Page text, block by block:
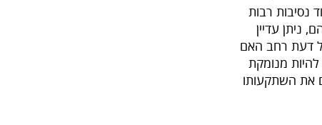
נסיבות רבות
ניתן עדיין
דעת רחב האם
מנומקת
את השתקעותו